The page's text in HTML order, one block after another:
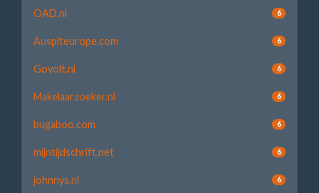
OAD.nl 6
Auspiteurope.com 6
Govolt.nl 6
Makelaarzoeker.nl 6
bugaboo.com 6
mijntijdschrift.net 6
johnnys.nl 6